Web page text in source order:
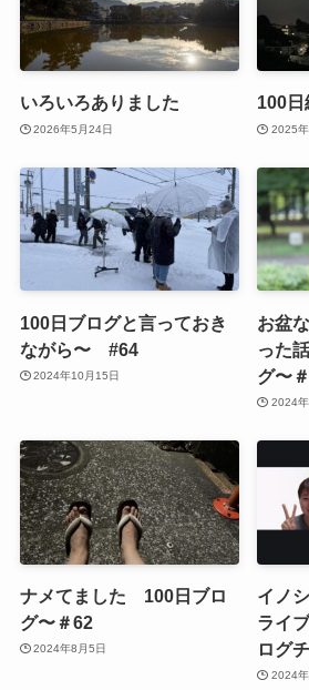
いろいろありました
2026年5月24日
100
2025
100日ブログと言っておき
ながら〜 #64
2024年10月15日
お盆
った
グ〜
2024
ナメてました 100日ブロ
グ〜＃62
2024年8月5日
イノ
ライ
ログ
2024